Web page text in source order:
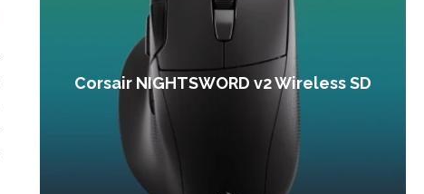
Corsair NIGHTSWORD v2 Wireless SD